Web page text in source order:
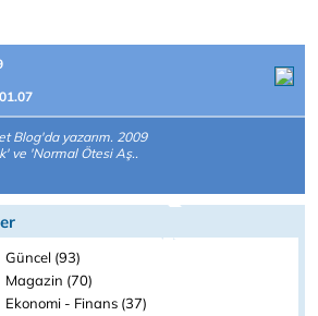
Blog'da yazarım. 2009
ve 'Normal Ötesi Aş..
Güncel (93)
Magazin (70)
Ekonomi - Finans (37)